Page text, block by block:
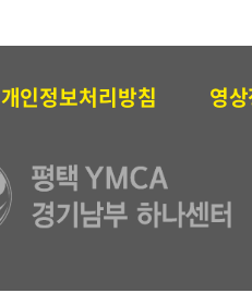
개인정보처리방침 영